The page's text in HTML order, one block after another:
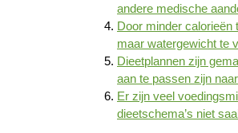
andere medische
Door minder calorieën
maar watergewicht te
Dieetplannen zijn
aan te passen zijn
Er zijn veel
dieetschema’s niet